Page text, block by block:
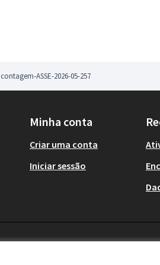
ASSE-2026-05-257
Minha conta
Criar uma conta
Iniciar sessão